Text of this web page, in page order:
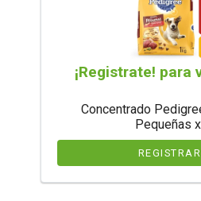
¡Registrate! para
Concentrado
Pequeñas